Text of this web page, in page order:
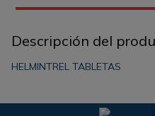
Descripción del
HELMINTREL TABLETAS